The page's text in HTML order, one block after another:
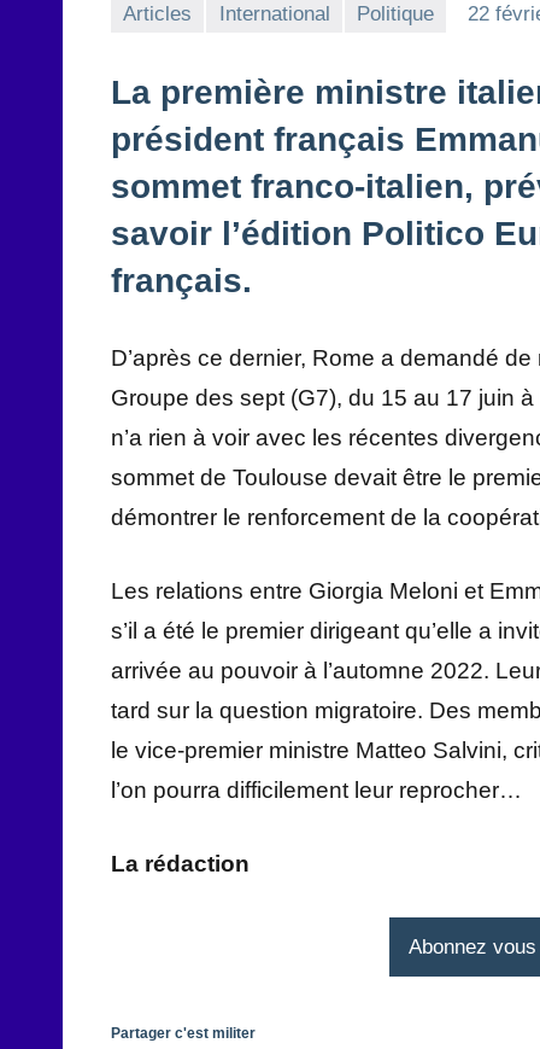
Articles International Politique 22
La première ministre
président français
sommet franco-italien,
savoir l’édition Politico
français.
D’après ce dernier, Rome a demandé
Groupe des sept (G7), du 15 au 17 juin
n’a rien à voir avec les récentes
sommet de Toulouse devait être le
démontrer le renforcement de la
Les relations entre Giorgia Meloni et
s’il a été le premier dirigeant qu’elle a
arrivée au pouvoir à l’automne 2022.
tard sur la question migratoire. Des
le vice-premier ministre Matteo Salvini,
l’on pourra difficilement leur reprocher…
La rédaction
Abonnez
Partager c'est militer